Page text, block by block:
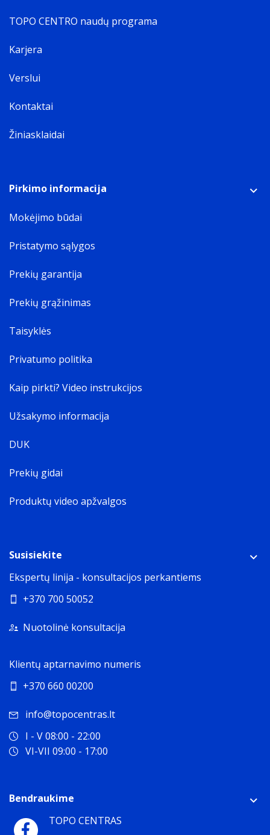
TOPO CENTRO naudų programa
Karjera
Verslui
Kontaktai
Žiniasklaidai
Pirkimo informacija
Mokėjimo būdai
Pristatymo sąlygos
Prekių garantija
Prekių grąžinimas
Taisyklės
Privatumo politika
Kaip pirkti? Video instrukcijos
Užsakymo informacija
DUK
Prekių gidai
Produktų video apžvalgos
Susisiekite
Ekspertų linija - konsultacijos perkantiems
+370 700 50052
Nuotolinė konsultacija
Klientų aptarnavimo numeris
+370 660 00200
info@topocentras.lt
I - V 08:00 - 22:00
VI-VII 09:00 - 17:00
Bendraukime
TOPO CENTRAS